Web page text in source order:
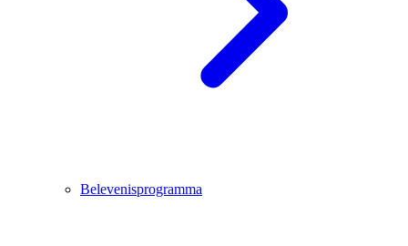
Belevenisprogramma